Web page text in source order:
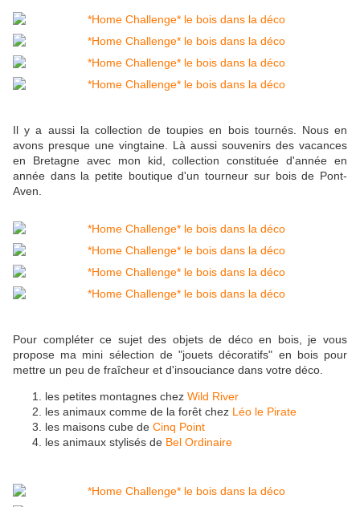
Il y a aussi la collection de toupies en bois tournés. Nous en
avons presque une vingtaine. Là aussi souvenirs des vacances
en Bretagne avec mon kid, collection constituée d'année en
année dans la petite boutique d'un tourneur sur bois de Pont-
Aven.
Pour compléter ce sujet des objets de déco en bois, je vous
propose ma mini sélection de "jouets décoratifs" en bois pour
mettre un peu de fraîcheur et d'insouciance dans votre déco.
les petites montagnes chez Wild River
les animaux comme de la forêt chez Léo le Pirate
les maisons cube de Cinq Point
les animaux stylisés de Bel Ordinaire